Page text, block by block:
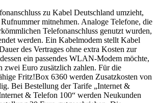
zu Kabel Deutschland umzieht,
mitnehmen. Analoge Telefone, die
Telefonanschluss genutzt wurden,
werden. Ein Kabelmodem stellt Kabel
des Vertrages ohne extra Kosten zur
ein passendes WLAN-Modem möchte,
zwei Euro zusätzlich zahlen. Für die
Fritz!Box 6360 werden Zusatzkosten von
Bei Bestellung der Tarife „Internet &
& Telefon 100“ werden Neukunden